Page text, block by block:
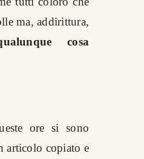
ma, addirittura,
cosa
ore si sono
articolo copiato e